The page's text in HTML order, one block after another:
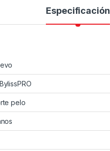
Especificación
pelo